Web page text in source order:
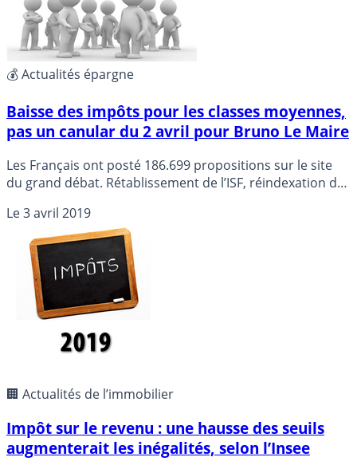
💰 Actualités épargne
Baisse des impôts pour les classes moyennes,
pas un canular du 2 avril pour Bruno Le Maire
Les Français ont posté 186.699 propositions sur le site
du grand débat. Rétablissement de l’ISF, réindexation des
revenu, suppression de la hausse de la CSG... Les
députés ont égrené les mesures fiscales dans la nuit de
mardi à mercredi, lors de la poursuite des débats sur le
grand débat à l’Assemblée.
Le3 avril 2019
🏢 Actualités de l’immobilier
Impôt sur le revenu : une hausse des seuils
augmenterait les inégalités, selon l’Insee